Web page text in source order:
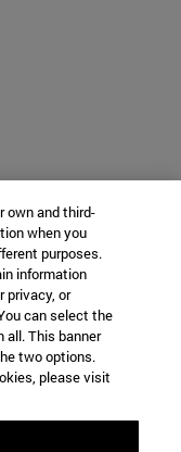
own and third-
when you
purposes.
information
privacy, or
can select the
all. This banner
two options.
please visit